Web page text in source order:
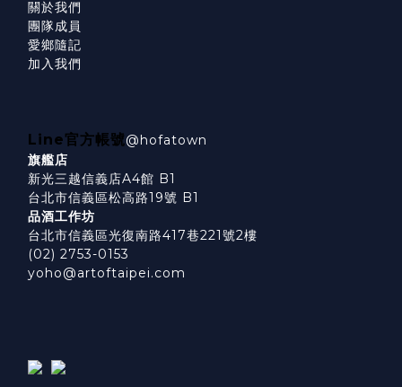
關於我們
團隊成員
愛鄉隨記
加入我們
Line官方帳號@hofatown
旗艦店
新光三越信義店A4館 B1
台北市信義區松高路19號 B1
品酒工作坊
台北市信義區光復南路417巷221號2樓
(02) 2753-0153
yoho@artoftaipei.com